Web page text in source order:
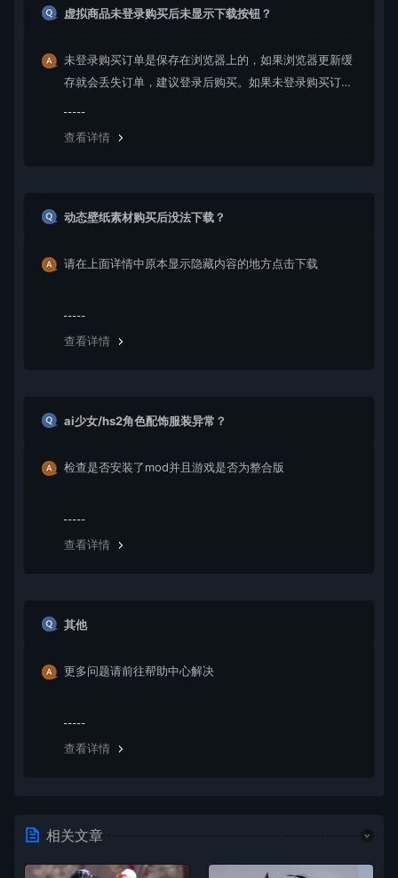
虚拟商品未登录购买后未显示下载按钮？
未登录购买订单是保存在浏览器上的，如果浏览器更新缓
存就会丢失订单，建议登录后购买。如果未登录购买订单
查看详情
动态壁纸素材购买后没法下载？
请在上面详情中原本显示隐藏内容的地方点击下载
查看详情
ai少女/hs2角色配饰服装异常？
检查是否安装了mod并且游戏是否为整合版
查看详情
其他
更多问题请前往帮助中心解决
查看详情
相关文章